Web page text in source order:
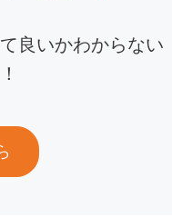
良いかわからない